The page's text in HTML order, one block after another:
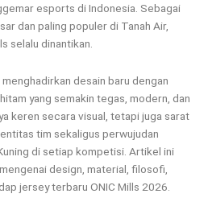
esports di Indonesia. Sebagai
dan paling populer di Tanah Air,
selalu dinantikan.
desain baru dengan
yang semakin tegas, modern, dan
keren secara visual, tetapi juga sarat
tim sekaligus perwujudan
di setiap kompetisi. Artikel ini
design, material, filosofi,
jersey terbaru ONIC Mills 2026.